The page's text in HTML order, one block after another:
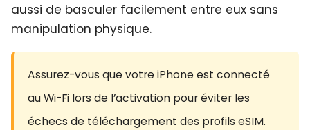
aussi de basculer facilement entre eux sans
manipulation physique.
Assurez-vous que votre iPhone est connecté
au Wi-Fi lors de l’activation pour éviter les
échecs de téléchargement des profils eSIM.